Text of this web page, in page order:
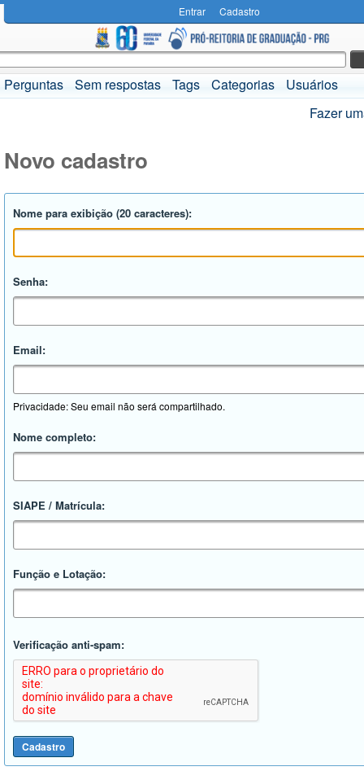
Entrar Cadastro
Perguntas Sem respostas Tags Categorias
Usuários
Fazer
Novo cadastro
Nome para exibição (20 caracteres):
Senha:
Email:
Privacidade: Seu email não será compartilhado.
Nome completo:
SIAPE / Matrícula:
Função e Lotação:
Verificação anti-spam: